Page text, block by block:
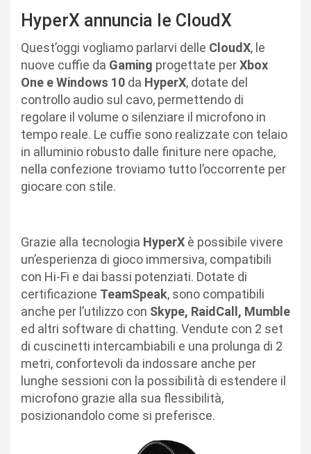
HyperX annuncia le CloudX
Quest’oggi vogliamo parlarvi delle CloudX, le
nuove cuffie da Gaming progettate perXbox
One e Windows 10 da HyperX, dotate del
controllo audio sul cavo, permettendo di
regolare il volume o silenziare il microfono in
tempo reale. Le cuffie sono realizzate con telaio
in alluminio robusto dalle finiture nere opache,
nella confezione troviamo tutto l’occorrente per
giocare con stile.
Grazie alla tecnologia HyperX è possibile vivere
un’esperienza di gioco immersiva, compatibili
con Hi-Fi e dai bassi potenziati. Dotate di
certificazione TeamSpeak, sono compatibili
anche per l’utilizzo con Skype, RaidCall, Mumble
ed altri software di chatting. Vendute con 2 set
di cuscinetti intercambiabili e una prolunga di 2
metri, confortevoli da indossare anche per
lunghe sessioni con la possibilità di estendere il
microfono grazie alla sua flessibilità,
posizionandolo come si preferisce.